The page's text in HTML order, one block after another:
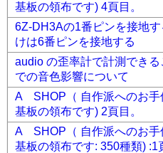
基板の領布です) 4頁目。
6Z-DH3Aの1番ピンを接地
けは6番ピンを接地する
audio の歪率計で計測でき
での音色影響について
A SHOP（ 自作派へのお手
基板の領布です) 2頁目。
A SHOP（ 自作派へのお手
基板の領布です: 350種類) :1